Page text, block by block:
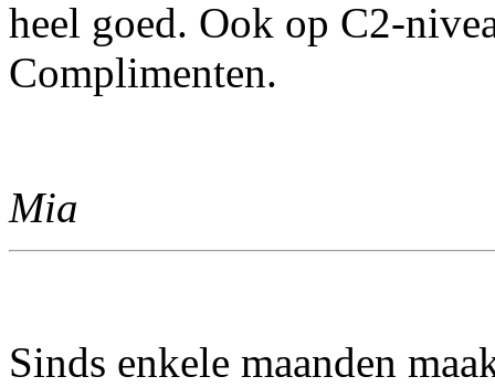
heel goed. Ook op C2-
Complimenten.
Mia
Sinds enkele maanden